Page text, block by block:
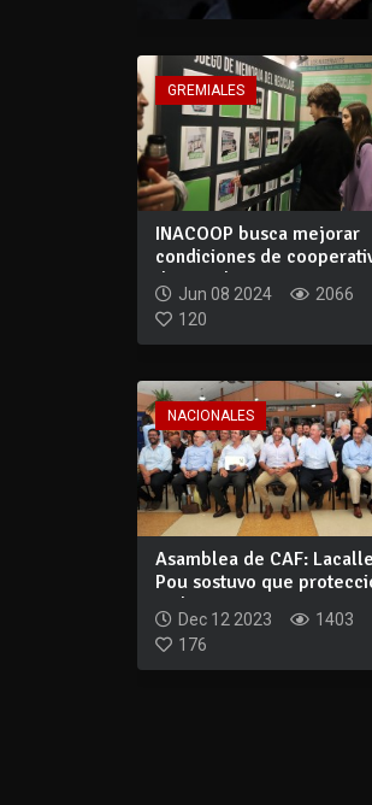
GREMIALES
INACOOP busca mejorar
condiciones de
de recicla...
Jun 08 2024
2066
120
NACIONALES
Asamblea de CAF: Lacalle
Pou sostuvo que
ambienta...
Dec 12 2023
1403
176